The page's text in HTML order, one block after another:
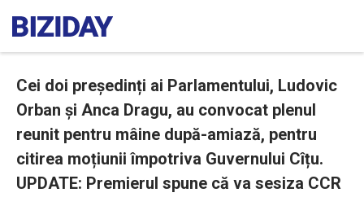
Cei doi președinți ai Parlamentului, Ludovic
Orban și Anca Dragu, au convocat plenul
reunit pentru mâine după-amiază, pentru
citirea moțiunii împotriva Guvernului Cîțu.
UPDATE: Premierul spune că va sesiza CCR